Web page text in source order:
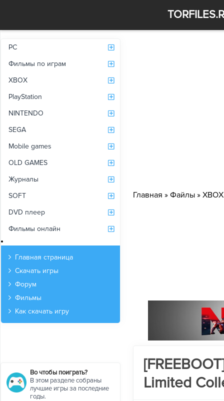
PC
Фильмы по играм
XBOX
PlayStation
NINTENDO
SEGA
Mobile games
OLD GAMES
Журналы
SOFT
DVD плеер
Фильмы онлайн
Главная страница
Скачать игры
Форум
Фильмы
Как скачать игру
Во чтобы поиграть?
В этом разделе собраны
лучшие игры за последние
годы.
Главная » Файлы » XBOX
Limited